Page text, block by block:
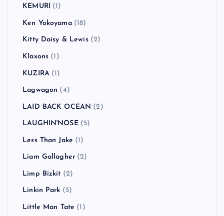
KEMURI (1)
Ken Yokoyama(18)
Kitty Daisy & Lewis(2)
Klaxons (1)
KUZIRA(1)
Lagwagon (4)
LAID BACK OCEAN (2)
LAUGHIN'NOSE(5)
Less Than Jake (1)
Liam Gallagher (2)
Limp Bizkit (2)
Linkin Park (5)
Little Man Tate (1)